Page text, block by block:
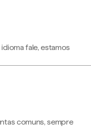
fale, estamos
comuns, sempre